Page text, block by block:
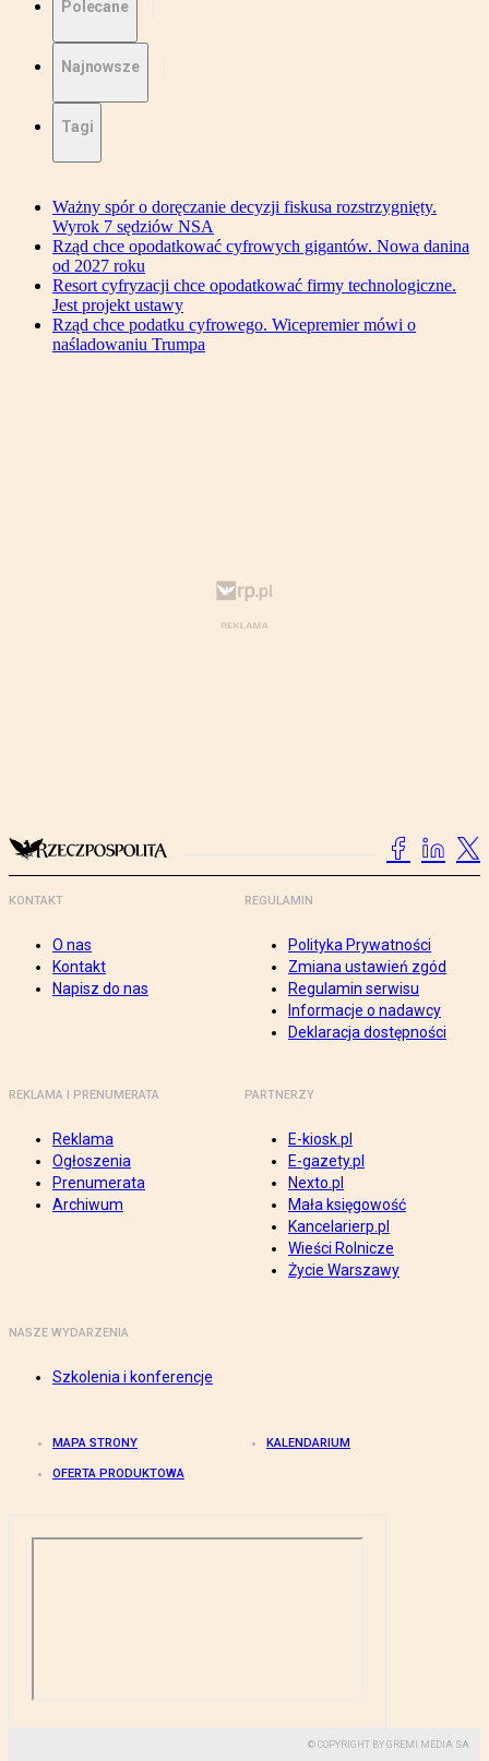
Polecane
Najnowsze
Tagi
Ważny spór o doręczanie decyzji fiskusa rozstrzygnięty.
Wyrok 7 sędziów NSA
Rząd chce opodatkować cyfrowych gigantów. Nowa danina
od 2027 roku
Resort cyfryzacji chce opodatkować firmy technologiczne.
Jest projekt ustawy
Rząd chce podatku cyfrowego. Wicepremier mówi o
naśladowaniu Trumpa
KONTAKT
O nas
Kontakt
Napisz do nas
REGULAMIN
Polityka Prywatności
Zmiana ustawień zgód
Regulamin serwisu
Informacje o nadawcy
Deklaracja dostępności
REKLAMA I PRENUMERATA
Reklama
Ogłoszenia
Prenumerata
Archiwum
PARTNERZY
E-kiosk.pl
E-gazety.pl
Nexto.pl
Mała księgowość
Kancelarierp.pl
Wieści Rolnicze
Życie Warszawy
NASZE WYDARZENIA
Szkolenia i konferencje
MAPA STRONY KALENDARIUM
OFERTA PRODUKTOWA
© COPYRIGHT BY GREMI MEDIA SA